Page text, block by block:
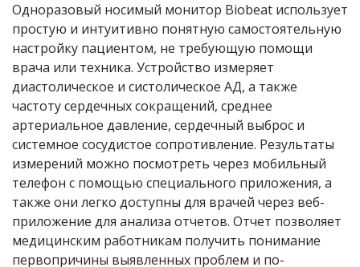
Одноразовый носимый монитор Biobeat использует
простую и интуитивно понятную самостоятельную
настройку пациентом, не требующую помощи
врача или техника. Устройство измеряет
диастолическое и систолическое АД, а также
частоту сердечных сокращений, среднее
артериальное давление, сердечный выброс и
системное сосудистое сопротивление. Результаты
измерений можно посмотреть через мобильный
телефон с помощью специального приложения, а
также они легко доступны для врачей через веб-
приложение для анализа отчетов. Отчет позволяет
медицинским работникам получить понимание
первопричины выявленных проблем и по-